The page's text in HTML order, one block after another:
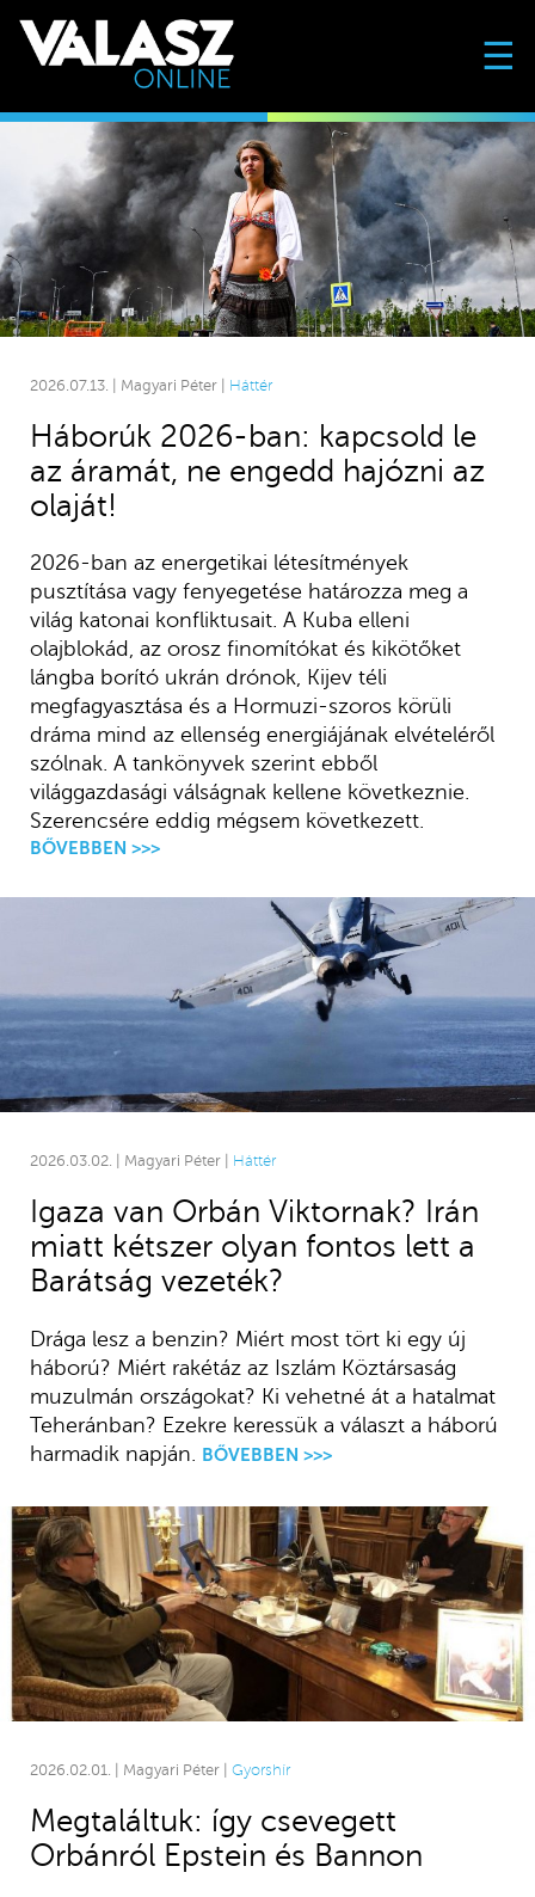
☰
2026.07.13. | Magyari Péter | Háttér
Háborúk 2026-ban: kapcsold le
az áramát, ne engedd hajózni az
olaját!
2026-ban az energetikai létesítmények
pusztítása vagy fenyegetése határozza meg a
világ katonai konfliktusait. A Kuba elleni
olajblokád, az orosz finomítókat és kikötőket
lángba borító ukrán drónok, Kijev téli
megfagyasztása és a Hormuzi-szoros körüli
dráma mind az ellenség energiájának elvételéről
szólnak. A tankönyvek szerint ebből
világgazdasági válságnak kellene következnie.
Szerencsére eddig mégsem következett.
BŐVEBBEN >>>
2026.03.02. | Magyari Péter | Háttér
Igaza van Orbán Viktornak? Irán
miatt kétszer olyan fontos lett a
Barátság vezeték?
Drága lesz a benzin? Miért most tört ki egy új
háború? Miért rakétáz az Iszlám Köztársaság
muzulmán országokat? Ki vehetné át a hatalmat
Teheránban? Ezekre keressük a választ a háború
harmadik napján. BŐVEBBEN >>>
2026.02.01. | Magyari Péter | Gyorshír
Megtaláltuk: így csevegett
Orbánról Epstein és Bannon